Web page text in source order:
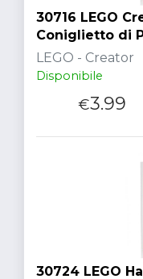
30716 LEGO
Coniglietto di
LEGO - Creator
Disponibile
€3.99
30724 LEGO